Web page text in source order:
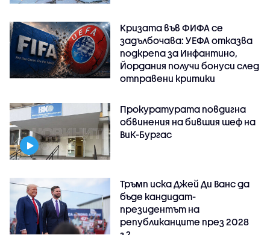
Кризата във ФИФА се
задълбочава: УЕФА отказва
подкрепа за Инфантино,
Йордания получи бонуси след
отправени критики
Прокуратурата повдигна
обвинения на бившия шеф на
ВиК-Бургас
Тръмп иска Джей Ди Ванс да
бъде кандидат-
президентът на
републиканците през 2028